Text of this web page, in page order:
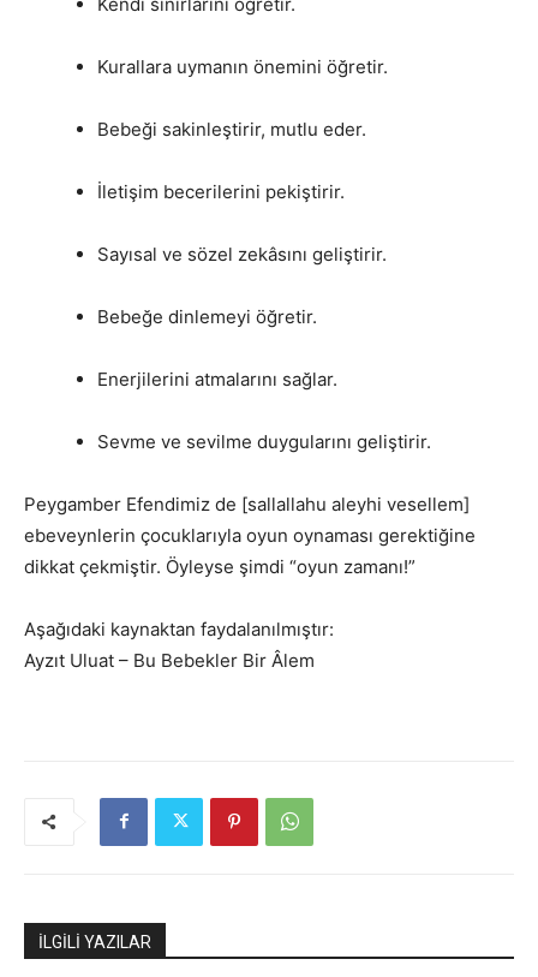
Kurallara uymanın önemini öğretir.
Bebeği sakinleştirir, mutlu eder.
İletişim becerilerini pekiştirir.
Sayısal ve sözel zekâsını geliştirir.
Bebeğe dinlemeyi öğretir.
Enerjilerini atmalarını sağlar.
Sevme ve sevilme duygularını geliştirir.
Peygamber Efendimiz de [sallallahu aleyhi vesellem]
ebeveynlerin çocuklarıyla oyun oynaması gerektiğine
dikkat çekmiştir. Öyleyse şimdi “oyun zamanı!”
Aşağıdaki kaynaktan faydalanılmıştır:
Ayzıt Uluat – Bu Bebekler Bir Âlem
İLGİLİ YAZILAR